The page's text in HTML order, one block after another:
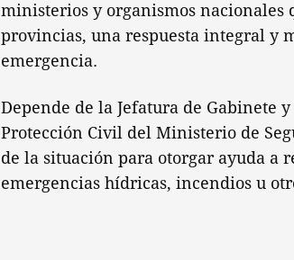
ministerios y organismos
provincias, una respuesta integral y
emergencia.
Depende de la Jefatura de Gabinete
Protección Civil del Ministerio de
de la situación para otorgar ayuda a
emergencias hídricas, incendios u